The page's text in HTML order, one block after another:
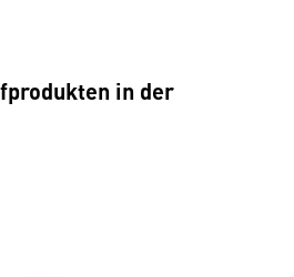
in der